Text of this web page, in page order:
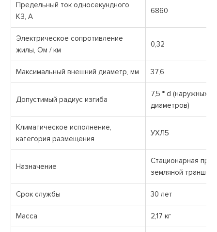
Предельный ток односекундного
КЗ, А
6860
Электрическое сопротивление
жилы, Ом / км
0,32
Максимальный внешний диаметр, мм 37,6
Допустимый радиус изгиба
7,5 * d (наружных
диаметров)
Климатическое исполнение,
категория размещения
УХЛ5
Назначение
Стационарная
земляной траншее
Срок службы 30 лет
Масса 2,17 кг